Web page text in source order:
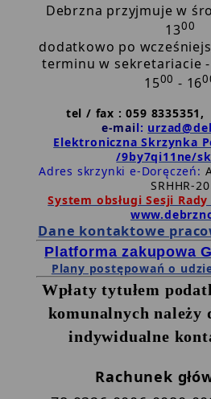
Debrzna przyjmuje w
1300
dodatkowo po
terminu w sekretariacie
1500 - 16
tel / fax : 059 8335351,
e-mail:
Elektroniczna Skrzynka
/9by7qi11ne/
Adres skrzynki e-Doręczeń:
SRHHR-20
System obsługi Sesji
Dane kontaktowe
Platforma zakupowa
Plany postępowań o
Wpłaty tytułem
komunalnych należy
indywidualne
Rachunek